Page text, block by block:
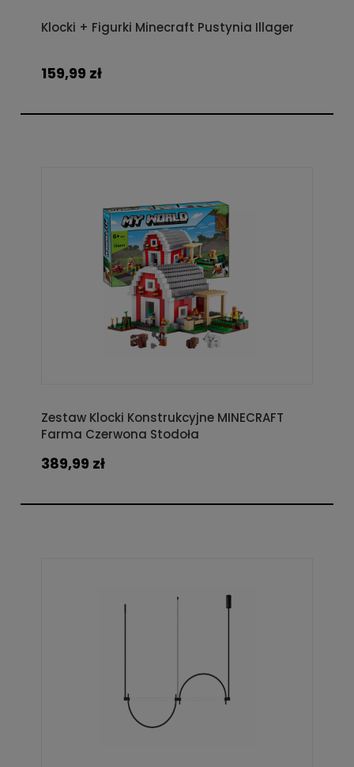
Klocki + Figurki Minecraft Pustynia Illager
159,99 zł
Zestaw Klocki Konstrukcyjne MINECRAFT
Farma Czerwona Stodoła
389,99 zł